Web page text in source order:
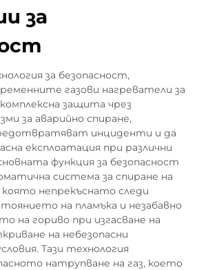
за
за безопасност,
газови нагреватели за
защита чрез
за аварийно спиране,
инциденти и да
експлоатация при различни
функция за безопасност
система за спиране на
която непрекъснато следи
на пламъка и незабавно
на гориво при изгасване на
на небезопасни
Тази технология
натрупване на газ, което